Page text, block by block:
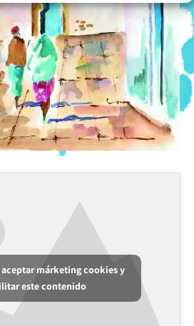
aceptar márketing cookies y
este contenido